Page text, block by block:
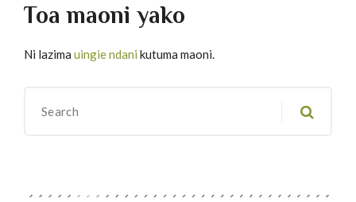
Toa maoni yako
Ni lazima uingie ndani kutuma maoni.